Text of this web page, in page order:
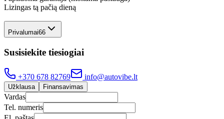
Lizingas tą pačią dieną
Privalumai66
Susisiekite tiesiogiai
+370 678 82769 info@autovibe.lt
Užklausa Finansavimas
Vardas
Tel. numeris